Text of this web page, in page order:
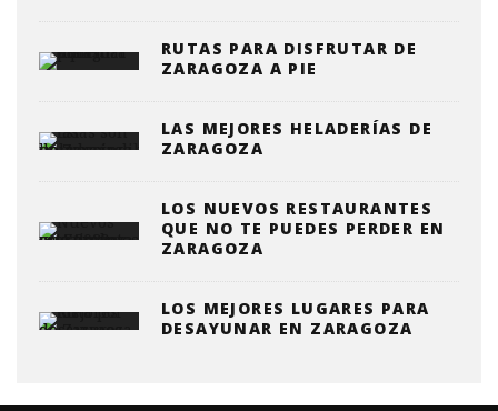
RUTAS PARA DISFRUTAR DE
ZARAGOZA A PIE
LAS MEJORES HELADERÍAS DE
ZARAGOZA
LOS NUEVOS RESTAURANTES
QUE NO TE PUEDES PERDER EN
ZARAGOZA
LOS MEJORES LUGARES PARA
DESAYUNAR EN ZARAGOZA